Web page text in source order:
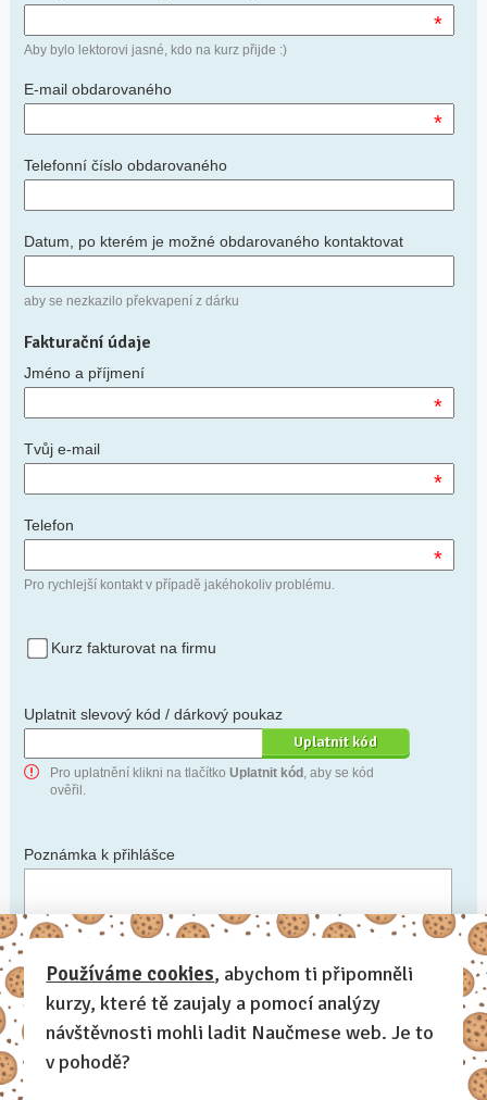
*
Aby bylo lektorovi jasné, kdo na kurz přijde :)
E-mail obdarovaného
*
Telefonní číslo obdarovaného
Datum, po kterém je možné obdarovaného kontaktovat
aby se nezkazilo překvapení z dárku
Fakturační údaje
Jméno a příjmení
*
Tvůj e-mail
*
Telefon
*
Pro rychlejší kontakt v případě jakéhokoliv problému.
Kurz fakturovat na firmu
Uplatnit slevový kód / dárkový poukaz
Pro uplatnění klikni na tlačítko Uplatnit kód , aby se kód
ověřil.
Poznámka k přihlášce
Chceš-li se na cokoli zeptat, nebo ke své přihlášce poznamenat.
Anonymní profil – odesláním přihlášky se automaticky
vytvoří tvůj profil na Naučmese. Zatrhni tuto volbu a profil
bude skrytý.
Chci dostávat Naučmese newsletter
Používáme cookies, abychom ti připomněli
kurzy, které tě zaujaly a pomocí analýzy
návštěvnosti mohli ladit Naučmese web. Je to
v pohodě?